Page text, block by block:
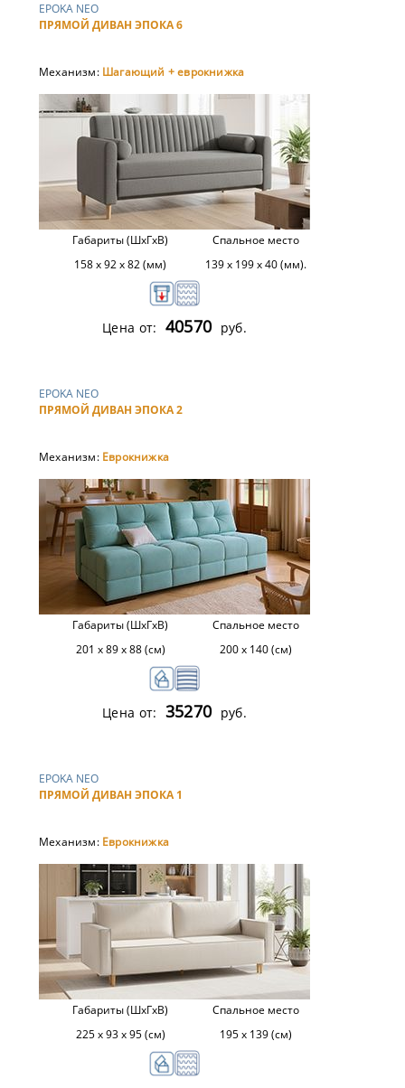
EPOKA NEO
ПРЯМОЙ ДИВАН ЭПОКА 6
Механизм: Шагающий + еврокнижка
Габариты (ШхГхВ)
158 х 92 х 82 (мм)
Спальное место
139 х 199 х 40 (мм).
Цена от: 40570 руб.
EPOKA NEO
ПРЯМОЙ ДИВАН ЭПОКА 2
Механизм: Еврокнижка
Габариты (ШхГхВ)
201 х 89 х 88 (см)
Спальное место
200 х 140 (см)
Цена от: 35270 руб.
EPOKA NEO
ПРЯМОЙ ДИВАН ЭПОКА 1
Механизм: Еврокнижка
Габариты (ШхГхВ)
225 х 93 х 95 (см)
Спальное место
195 х 139 (см)